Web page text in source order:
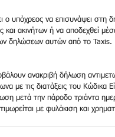
ο υπόχρεος να επισυνάψει στη
ακινήτων ή να αποδεχθεί
δηλώσεων αυτών από το Taxis.
ανακριβή δήλωση
με τις διατάξεις του
μετά την πάροδο τριάντα
με φυλάκιση και